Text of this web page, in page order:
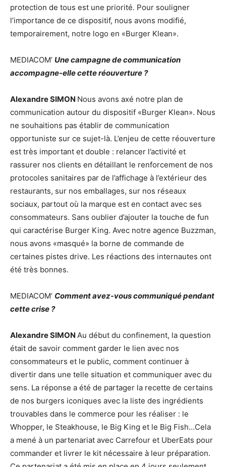
protection de tous est une priorité. Pour souligner
l’importance de ce dispositif, nous avons modifié,
temporairement, notre logo en «Burger Klean».
MEDIACOM’ Une campagne de communication
accompagne-elle cette réouverture ?
Alexandre SIMON Nous avons axé notre plan de
communication autour du dispositif «Burger Klean». Nous
ne souhaitions pas établir de communication
opportuniste sur ce sujet-là. L’enjeu de cette réouverture
est très important et double : relancer l’activité et
rassurer nos clients en détaillant le renforcement de nos
protocoles sanitaires par de l’affichage à l’extérieur des
restaurants, sur nos emballages, sur nos réseaux
sociaux, partout où la marque est en contact avec ses
consommateurs. Sans oublier d’ajouter la touche de fun
qui caractérise Burger King. Avec notre agence Buzzman,
nous avons «masqué» la borne de commande de
certaines pistes drive. Les réactions des internautes ont
été très bonnes.
MEDIACOM’ Comment avez-vous communiqué pendant
cette crise ?
Alexandre SIMON Au début du confinement, la question
était de savoir comment garder le lien avec nos
consommateurs et le public, comment continuer à
divertir dans une telle situation et communiquer avec du
sens. La réponse a été de partager la recette de certains
de nos burgers iconiques avec la liste des ingrédients
trouvables dans le commerce pour les réaliser : le
Whopper, le Steakhouse, le Big King et le Big Fish…Cela
a mené à un partenariat avec Carrefour et UberEats pour
commander et livrer le kit nécessaire à leur préparation.